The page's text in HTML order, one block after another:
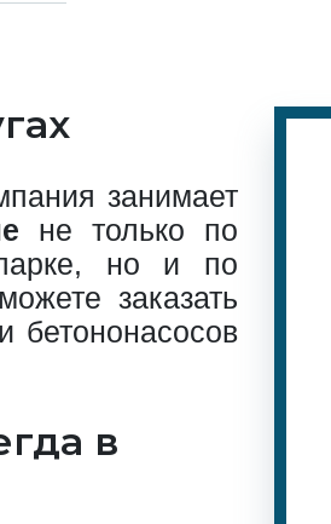
занимает
не только по
но и по
заказать
бетононасосов
в